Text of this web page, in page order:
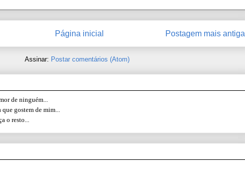
Postagem mais antiga
Página inicial
Assinar: Postar comentários (Atom)
de ninguém...
que gostem de mim...
o resto...